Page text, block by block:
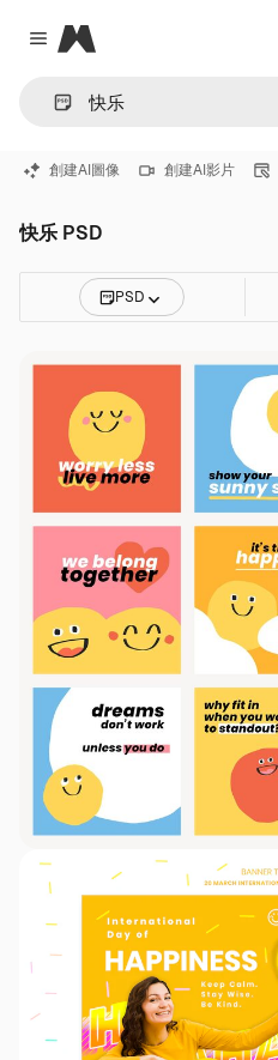
Close menu
Magnific
創建AI圖像 創建AI影片
快乐 PSD
PSD